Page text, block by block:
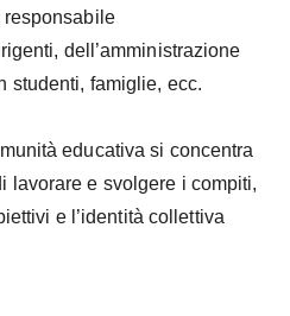
responsabile
dell’amministrazione
studenti, famiglie, ecc.
educativa si concentra
lavorare e svolgere i compiti,
e l’identità collettiva